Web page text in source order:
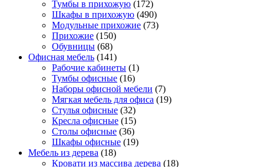
Тумбы в прихожую (172)
Шкафы в прихожую (490)
Модульные прихожие (73)
Прихожие (150)
Обувницы (68)
Офисная мебель (141)
Рабочие кабинеты (1)
Тумбы офисные (16)
Наборы офисной мебели (7)
Мягкая мебель для офиса (19)
Стулья офисные (32)
Кресла офисные (15)
Столы офисные (36)
Шкафы офисные (19)
Мебель из дерева (18)
Кровати из массива дерева (18)